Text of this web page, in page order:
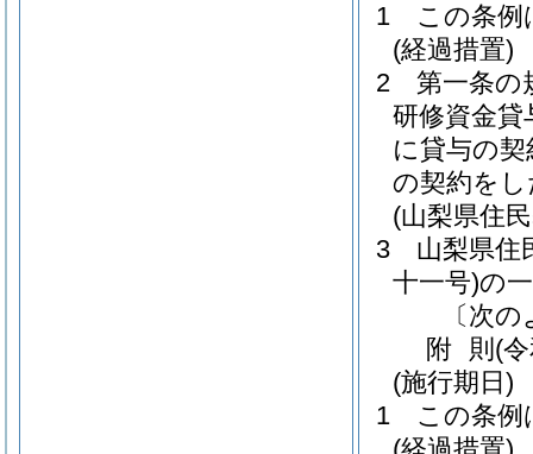
1
この条例
(経過措置)
2
第一条の
研修資金貸
に貸与の
の契約を
(山梨県住
3
山梨県住
十一号)の
〔次
附 則 (
(施行期日)
1
この条例